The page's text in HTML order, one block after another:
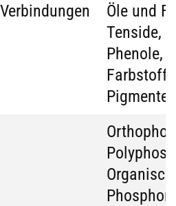
Öle und
Tenside,
Phenole,
Pigmente
Phosphor-